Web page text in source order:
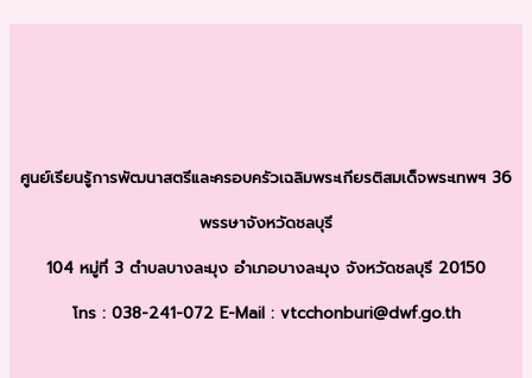
ศูนย์เรียนรู้การพัฒนาสตรีและครอบครัวเฉลิมพระเกียรติสมเด็จพระเทพฯ 36
พรรษาจังหวัดชลบุรี
104 หมู่ที่ 3 ตำบลบางละมุง อำเภอบางละมุง จังหวัดชลบุรี 20150
โทร : 038-241-072 E-Mail : vtcchonburi@dwf.go.th